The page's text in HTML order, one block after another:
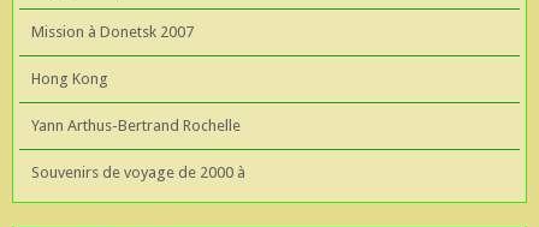
Mission à Donetsk 2007
Hong Kong
Yann Arthus-Bertrand Rochelle
Souvenirs de voyage de 2000 à